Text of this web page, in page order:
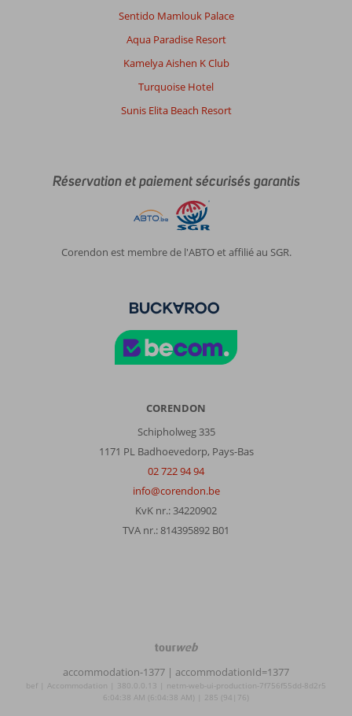
Sentido Mamlouk Palace
Aqua Paradise Resort
Kamelya Aishen K Club
Turquoise Hotel
Sunis Elita Beach Resort
Réservation et paiement sécurisés garantis
Corendon est membre de l'ABTO et affilié au SGR.
CORENDON
Schipholweg 335
1171 PL Badhoevedorp, Pays-Bas
02 722 94 94
info@corendon.be
KvK nr.: 34220902
TVA nr.: 814395892 B01
TourWeb
NetMatch
accommodation-1377 | accommodationId=1377
bef | Accommodation | 380.0.0.13 | netm-web-ui-production-7f756f55dd-8d2r5
6:04:38 AM (6:04:38 AM) | 285 (94|76)